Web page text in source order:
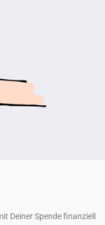
Deiner Spende finanziell